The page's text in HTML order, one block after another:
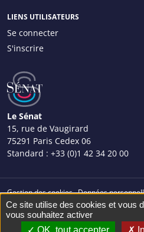
LIENS UTILISATEURS
Se connecter
Utilisateur
S'inscrire
Le Sénat
15, rue de Vaugirard
75291 Paris Cedex 06
Standard : +33 (0)1 42 34 20 00
Menu
bas
Gestion des cookies Données
Plan du site Façonné par
© Sénat 2023. Tous droits réservés.
Ce site utilise des cookies et vous
vous souhaitez activer
OK, tout accepter